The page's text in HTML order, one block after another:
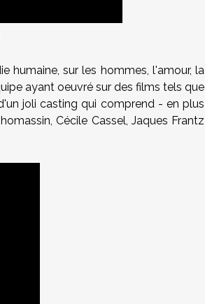
humaine, sur les hommes, l'amour, la
ayant oeuvré sur des films tels que
joli casting qui comprend - en plus
Cécile Cassel, Jaques Frantz